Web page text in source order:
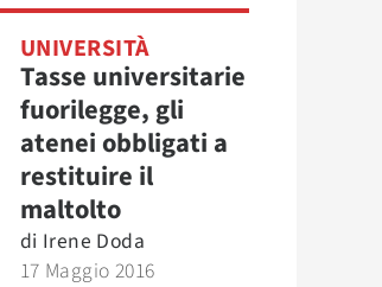
UNIVERSITÀ
Tasse universitarie
fuorilegge, gli
atenei obbligati a
restituire il
maltolto
di Irene Doda
17 Maggio 2016